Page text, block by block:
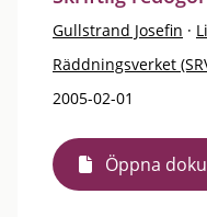
Gullstrand Josefin ·
Räddningsverket
2005-02-01
Öppna